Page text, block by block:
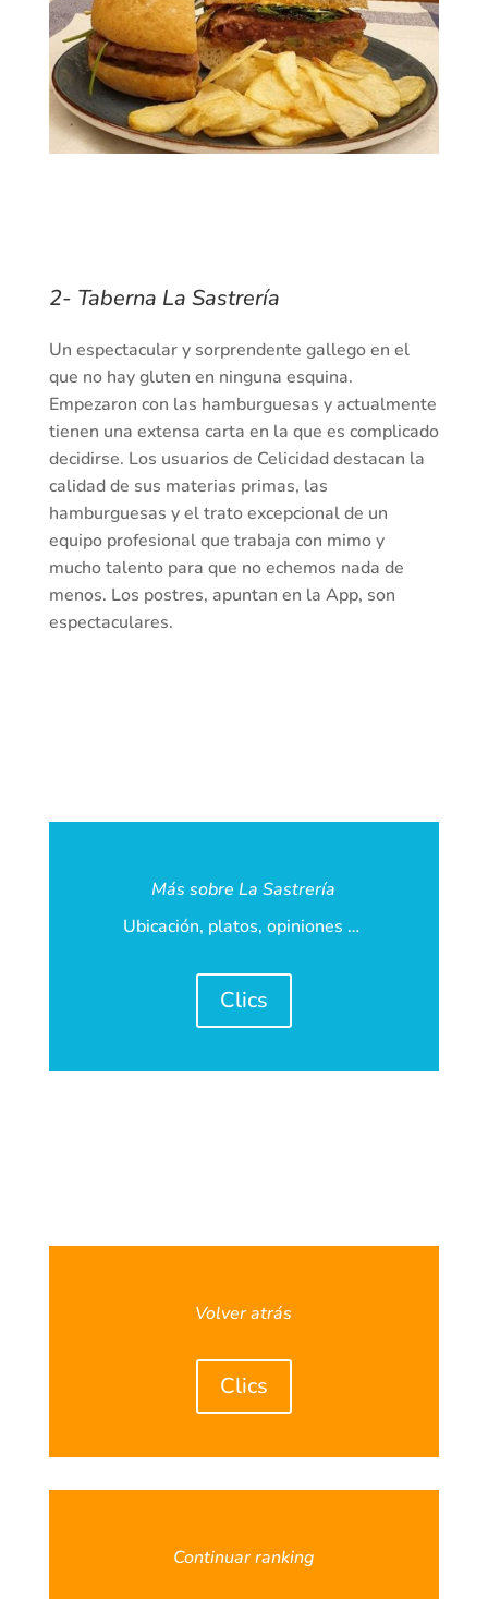
2- Taberna La Sastrería
Un espectacular y sorprendente gallego en el
que no hay gluten en ninguna esquina.
Empezaron con las hamburguesas y actualmente
tienen una extensa carta en la que es complicado
decidirse. Los usuarios de Celicidad destacan la
calidad de sus materias primas, las
hamburguesas y el trato excepcional de un
equipo profesional que trabaja con mimo y
mucho talento para que no echemos nada de
menos. Los postres, apuntan en la App, son
espectaculares.
Más sobre La Sastrería
Ubicación, platos, opiniones …
Clics
Volver atrás
Clics
Continuar ranking